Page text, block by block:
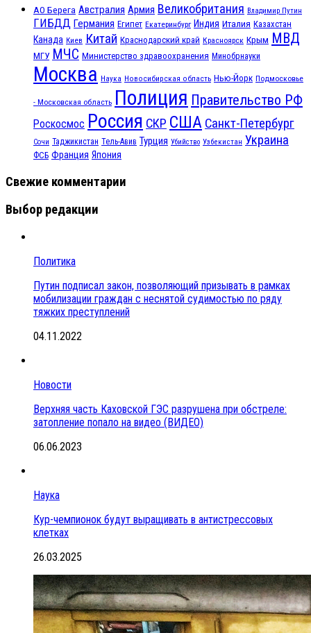
АО Берега Австралия Армия Великобритания Владимир Путин
ГИБДД Германия Египет Екатеринбург Индия Италия Казахстан
Канада Киев Китай Краснодарский край Красноярск Крым МВД
МГУ МЧС Министерство здравоохранения Минобрнауки
Москва Наука Новосибирская область Нью-Йорк Подмосковье
- Московская область Полиция Правительство РФ
Роскосмос Россия СКР США Санкт-Петербург
Сочи Таджикистан Тель-Авив Турция Убийство Узбекистан Украина
ФСБ Франция Япония
Свежие комментарии
Выбор редакции
Политика
Путин подписал закон, позволяющий призывать в рамках
мобилизации граждан с неснятой судимостью по ряду
тяжких преступлений
04.11.2022
Новости
Верхняя часть Каховской ГЭС разрушена при обстреле:
затопление попало на видео (ВИДЕО)
06.06.2023
Наука
Кур-чемпионок будут выращивать в антистрессовых
клетках
26.03.2025